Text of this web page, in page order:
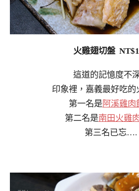
火雞翅切盤
這道的記憶度不深
印象裡，嘉義最好吃的
第一名是阿溪雞肉
第二名是南田火雞
第三名已忘….